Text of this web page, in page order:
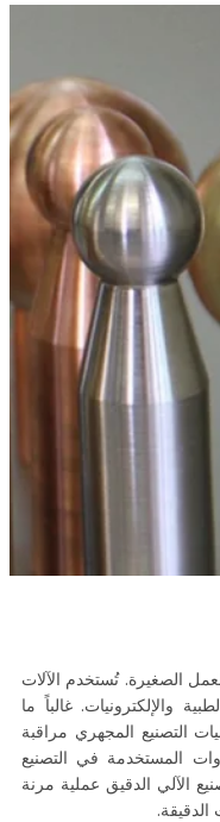
الصغيرة. تُستخدم الآلات
والإلكترونيات. غالباً ما
التصنيع المجهري مراقبة
المستخدمة في التصنيع
تقنية التصنيع الآلي الدقيق عملية مرنة
الدقيقة.